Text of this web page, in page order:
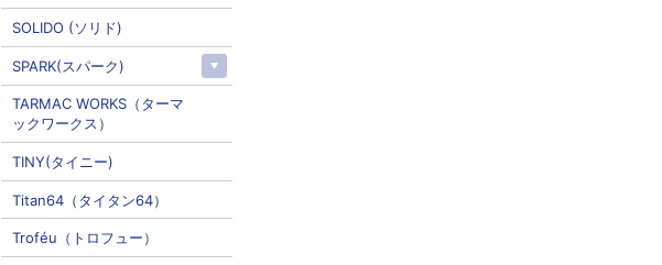
SOLIDO (ソリド)
SPARK(スパーク)
TARMAC WORKS（ターマ
ックワークス）
TINY(タイニー)
Titan64（タイタン64）
Troféu（トロフュー）